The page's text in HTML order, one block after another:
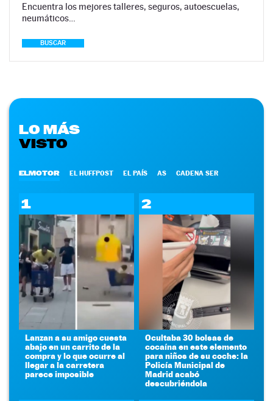
Encuentra los mejores talleres, seguros, autoescuelas,
neumáticos…
BUSCAR
LO MÁS
VISTO
ELMOTOR EL HUFFPOST EL PAÍS AS CADENA SER
1
Lanzan a su amigo cuesta
abajo en un carrito de la
compra y lo que ocurre al
llegar a la carretera
parece imposible
2
Ocultaba 30 bolsas de
cocaína en este elemento
para niños de su coche: la
Policía Municipal de
Madrid acabó
descubriéndola